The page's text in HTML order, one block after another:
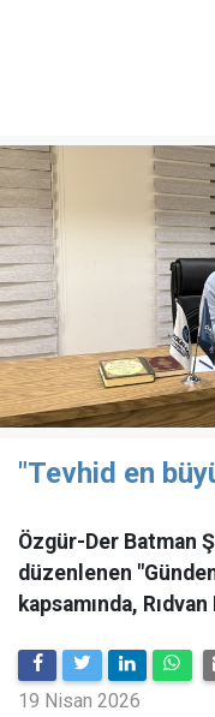
"Tevhid en
Özgür-Der Batman
düzenlenen
kapsamında,
19 Nisan 2026